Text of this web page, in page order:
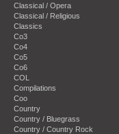
Classical / Opera
Classical / Religious
Classics
Co3
Co4
Co5
Co6
COL
Compilations
Coo
Country
Country / Bluegrass
Country / Country Rock